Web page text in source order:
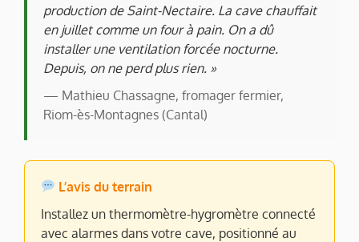
production de Saint-Nectaire. La cave chauffait
en juillet comme un four à pain. On a dû
installer une ventilation forcée nocturne.
Depuis, on ne perd plus rien. »
— Mathieu Chassagne, fromager fermier,
Riom-ès-Montagnes (Cantal)
L’avis du terrain
Installez un thermomètre-hygromètre connecté
avec alarmes dans votre cave, positionné au